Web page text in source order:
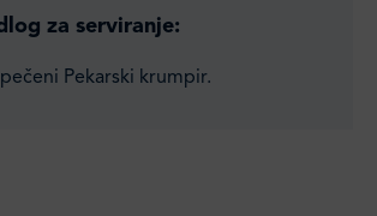
za serviranje:
Pekarski krumpir.